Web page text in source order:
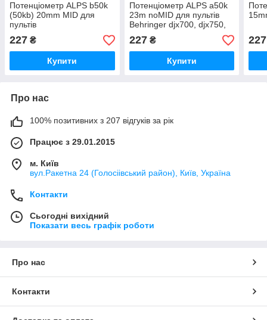
Потенціометр ALPS b50k
(50kb) 20mm MID для
пультів
227 ₴
Купити
Потенціометр ALPS a50k
23m noMID для пультів
Behringer djx700, djx750,
X32
227₴
Купити
227
Про нас
100% позитивних з 207 відгуків за рік
Працює з 29.01.2015
м. Київ
вул.Ракетна 24 (Голосіівський район), Київ, Україна
Контакти
Сьогодні вихідний
Показати весь графік роботи
Про нас
Контакти